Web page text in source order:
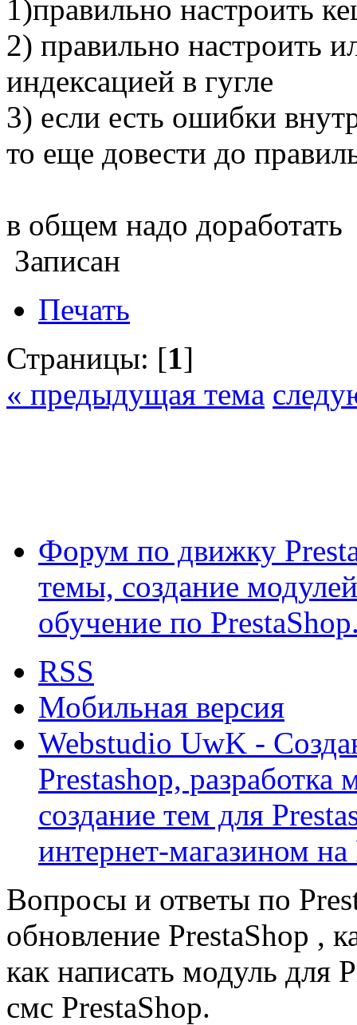
1)правильно настроить
2) правильно настроить
индексацией в гугле
3) если есть ошибки
то еще довести до
в общем надо доработать
Записан
Печать
Страницы: [1]
« предыдущая тема
Форум по движку
темы, создание
обучение по
RSS
Мобильная версия
Webstudio UwK -
Prestashop, разработка
создание тем для
интернет-магазином на
Вопросы и ответы по
обновление PrestaShop ,
как написать модуль для
смс PrestaShop.